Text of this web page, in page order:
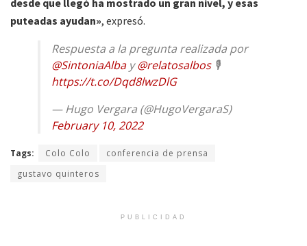
desde que llegó ha mostrado un gran nivel, y esas
puteadas ayudan», expresó.
Respuesta a la pregunta realizada por
@SintoniaAlbay@relatosalbos🎙
https://t.co/Dqd8lwzDlG
— Hugo Vergara (@HugoVergaraS)
February 10, 2022
Tags: Colo Colo
conferencia de prensa
gustavo quinteros
PUBLICIDAD